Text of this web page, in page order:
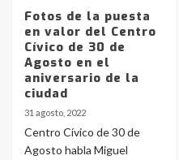
Fotos de la puesta
en valor del Centro
Cívico de 30 de
Agosto en el
aniversario de la
ciudad
31 agosto, 2022
Centro Cívico de 30 de
Agosto habla Miguel
4
Accidente
joven de
5